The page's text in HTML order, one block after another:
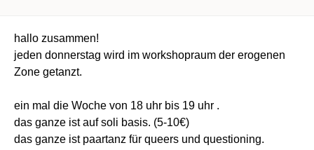
hallo zusammen!
jeden donnerstag wird im workshopraum der erogenen
Zone getanzt.
ein mal die Woche von 18 uhr bis 19 uhr .
das ganze ist auf soli basis. (5-10€)
das ganze ist paartanz für queers und questioning.